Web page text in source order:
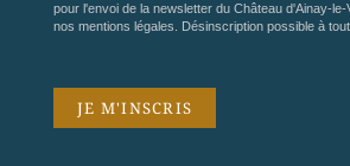
pour l'envoi de la newsletter du Château d'Ainay-
nos mentions légales . Désinscription possible à